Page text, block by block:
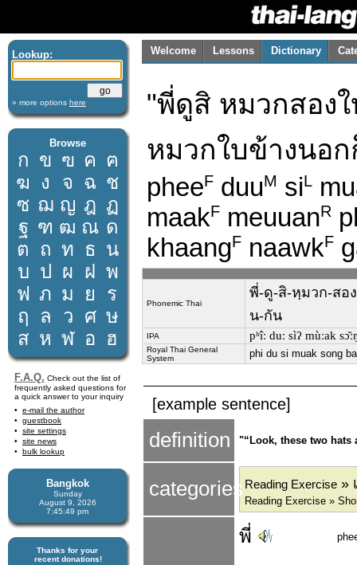
Lookup:
» more options here
Browse
ก ข ฃ ค ฅ
ฆ ง จ ฉ ช
ซ ฌ ญ ฎ ฏ
ฐ ฑ ฒ ณ ด
ต ถ ท ธ น
บ ป ผ ฝ พ
ฟ ภ ม ย
ร
ฤ
ล ว ศ ษ
ส ห ฬ อ ฮ
F.A.Q. Check out the list of
frequently asked questions for
a quick answer to your inquiry
e-mail the author
guestbook
site settings
site news
bulk lookup
Bangkok
Sunday
August 9, 2026
7:45:50 pm
Thanks for your
recent donations!
Welcome Lessons Dictionary
"พี่ดูสิ หมวกสอง
หมวกใบข้างนอ
pheeF duuM siL
maakF meuuanR
khaangF naawkF
Phonemic Thai
พี่-ดู-สิ-หฺมวก-สอ
น-กัน
IPA pʰîː duː sìʔ mùːak
Royal Thai General
System
phi du si muak song
[example sentence]
definition "“Look, these two hats
categories Reading Exercise »
Reading Exercise »
พี่